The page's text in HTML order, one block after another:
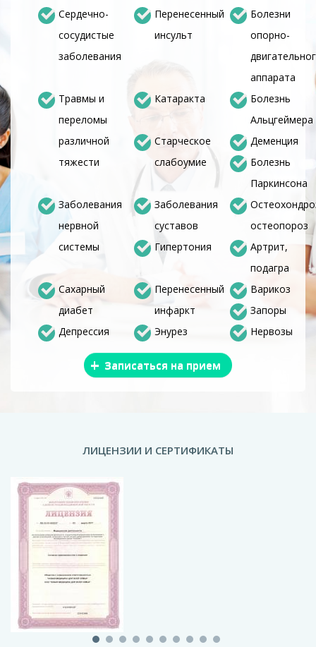
Сердечно-
сосудистые
заболевания
Перенесенный
инсульт
Болезни
опорно-
аппарата
Травмы и
переломы
различной
тяжести
Катаракта
Болезнь
Альцгеймера
Старческое
слабоумие
Деменция
Болезнь
Паркинсона
Заболевания
нервной
системы
Заболевания
суставов
остеопороз
Гипертония
Артрит,
подагра
Сахарный
диабет
Перенесенный
инфаркт
Варикоз
Запоры
Депрессия
Энурез Нервозы
+ Записаться на прием
ЛИЦЕНЗИИ И СЕРТИФИКАТЫ